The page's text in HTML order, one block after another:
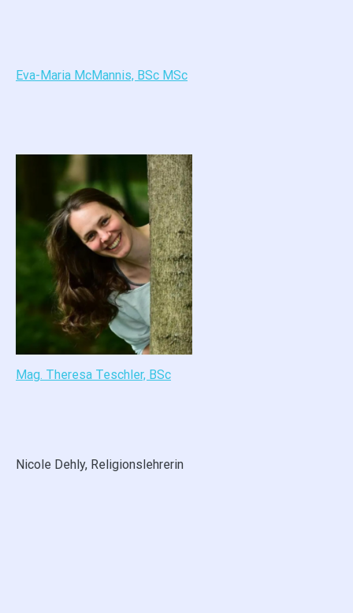
Eva-Maria McMannis, BSc MSc
Mag. Theresa Teschler, BSc
Nicole Dehly, Religionslehrerin